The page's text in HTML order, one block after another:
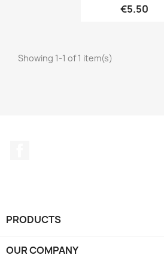
€5.50
Showing 1-1 of 1 item(s)
PRODUCTS
OUR COMPANY